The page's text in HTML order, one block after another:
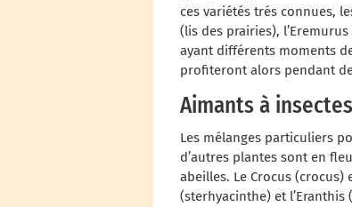
ces variétés trés connues,
(lis des prairies),
ayant différents moments
profiteront alors pendant
Aimants à insectes
Les mélanges particuliers
d’autres plantes sont en
abeilles. Le Crocus
(sterhyacinthe) et